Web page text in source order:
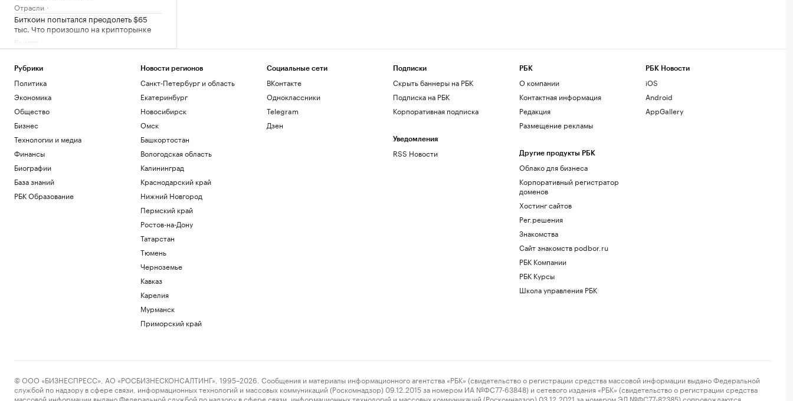
Отрасли
Биткоин попытался преодолеть $65
тыс. Что произошло на крипторынке
Крипто
Рубрики
Политика
Экономика
Общество
Бизнес
Технологии и медиа
Финансы
Биографии
База знаний
РБК Образование
Новости регионов
Санкт-Петербург и область
Екатеринбург
Новосибирск
Омск
Башкортостан
Вологодская область
Калининград
Краснодарский край
Нижний Новгород
Пермский край
Ростов-на-Дону
Татарстан
Тюмень
Черноземье
Кавказ
Карелия
Мурманск
Приморский край
Социальные сети
ВКонтакте
Одноклассники
Telegram
Дзен
Подписки
Скрыть баннеры на РБК
Подписка на РБК
Корпоративная подписка
Уведомления
RSS Новости
РБК
О компании
Контактная информация
Редакция
Размещение рекламы
Другие продукты РБК
Облако для бизнеса
Корпоративный регистратор
доменов
Хостинг сайтов
Рег.решения
Знакомства
Сайт знакомств podbor.ru
РБК Компании
РБК Курсы
Школа управления РБК
РБК Новости
iOS
Android
AppGallery
© ООО «БИЗНЕСПРЕСС», АО «РОСБИЗНЕСКОНСАЛТИНГ», 1995–2026. Сообщения и материалы информационного агентства «РБК» (свидетельство о регистрации средства массовой информации выдано Федеральной
службой по надзору в сфере связи, информационных технологий и массовых коммуникаций (Роскомнадзор) 09.12.2015 за номером ИА №ФС77-63848) и сетевого издания «РБК» (свидетельство о регистрации средства
массовой информации выдано Федеральной службой по надзору в сфере связи, информационных технологий и массовых коммуникаций (Роскомнадзор) 03.12.2021 за номером ЭЛ №ФС77-82385) сопровождаются